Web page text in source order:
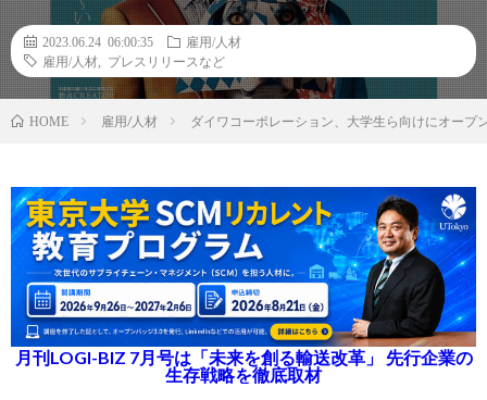
2023.06.24 06:00:35
雇用/人材
雇用/人材
プレスリリースなど
HOME 雇用/人材 ダイワコーポレーション、大学生ら向けにオー
月刊LOGI-BIZ 7月号は「未来を創る輸送改革」 先行企業の
生存戦略を徹底取材